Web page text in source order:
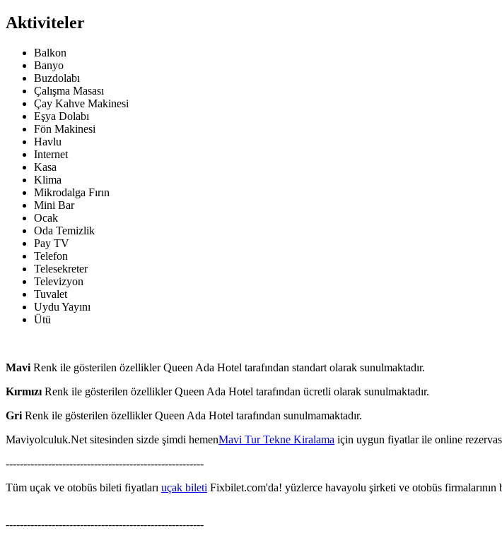
Aktiviteler
Balkon
Banyo
Buzdolabı
Çalışma Masası
Çay Kahve Makinesi
Eşya Dolabı
Fön Makinesi
Havlu
Internet
Kasa
Klima
Mikrodalga Fırın
Mini Bar
Ocak
Oda Temizlik
Pay TV
Telefon
Telesekreter
Televizyon
Tuvalet
Uydu Yayını
Ütü
Mavi Renk ile gösterilen özellikler Queen Ada Hotel tarafından standart olarak sunulmaktadır.
Kırmızı Renk ile gösterilen özellikler Queen Ada Hotel tarafından ücretli olarak sunulmaktadır.
Gri Renk ile gösterilen özellikler Queen Ada Hotel tarafından sunulmamaktadır.
Maviyolculuk.Net sitesinden sizde şimdi hemenMavi Tur Tekne Kiralama için uygun fiyatlar ile online
--------------------------------------------------------
Tüm uçak ve otobüs bileti fiyatları uçak bileti Fixbilet.com'da! yüzlerce havayolu şirketi ve otobüs firmalarının
--------------------------------------------------------